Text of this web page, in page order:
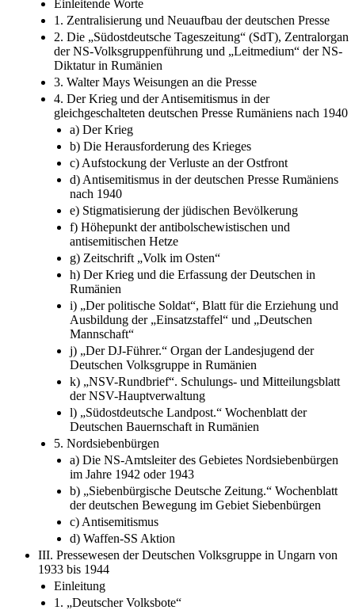
Einleitende Worte
1. Zentralisierung und Neuaufbau der deutschen Presse
2. Die „Südostdeutsche Tageszeitung“ (SdT), Zentralorgan
der NS-Volksgruppenführung und „Leitmedium“ der NS-
Diktatur in Rumänien
3. Walter Mays Weisungen an die Presse
4. Der Krieg und der Antisemitismus in der
gleichgeschalteten deutschen Presse Rumäniens nach 1940
a) Der Krieg
b) Die Herausforderung des Krieges
c) Aufstockung der Verluste an der Ostfront
d) Antisemitismus in der deutschen Presse Rumäniens
nach 1940
e) Stigmatisierung der jüdischen Bevölkerung
f) Höhepunkt der antibolschewistischen und
antisemitischen Hetze
g) Zeitschrift „Volk im Osten“
h) Der Krieg und die Erfassung der Deutschen in
Rumänien
i) „Der politische Soldat“, Blatt für die Erziehung und
Ausbildung der „Einsatzstaffel“ und „Deutschen
Mannschaft“
j) „Der DJ-Führer.“ Organ der Landesjugend der
Deutschen Volksgruppe in Rumänien
k) „NSV-Rundbrief“. Schulungs- und Mitteilungsblatt
der NSV-Hauptverwaltung
l) „Südostdeutsche Landpost.“ Wochenblatt der
Deutschen Bauernschaft in Rumänien
5. Nordsiebenbürgen
a) Die NS-Amtsleiter des Gebietes Nordsiebenbürgen
im Jahre 1942 oder 1943
b) „Siebenbürgische Deutsche Zeitung.“ Wochenblatt
der deutschen Bewegung im Gebiet Siebenbürgen
c) Antisemitismus
d) Waffen-SS Aktion
III. Pressewesen der Deutschen Volksgruppe in Ungarn von
1933 bis 1944
Einleitung
1. „Deutscher Volksbote“